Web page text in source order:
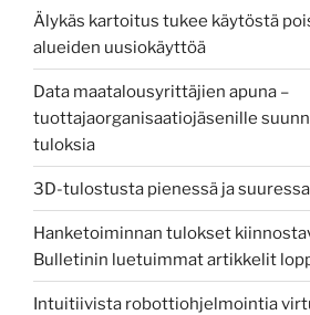
Älykäs kartoitus tukee käytöstä
alueiden uusiokäyttöä
Data maatalousyrittäjien apuna –
tuottajaorganisaatiojäsenille
tuloksia
3D-tulostusta pienessä ja
Hanketoiminnan tulokset
Bulletinin luetuimmat artikkelit
Intuitiivista robottiohjelmointia